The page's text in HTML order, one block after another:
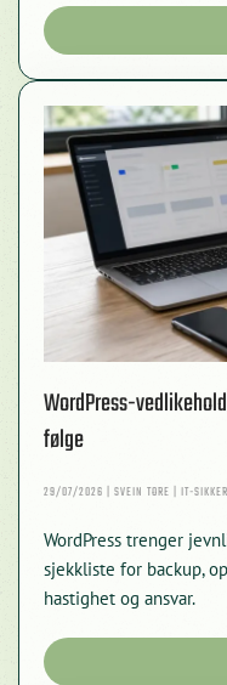
WordPress-
følge
29/07/2026 | SVEIN TORE | IT-
WordPress trenger
sjekkliste for backup,
hastighet og ansvar.